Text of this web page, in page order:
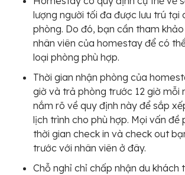
lượng người tối đa được lưu trú tại
phòng. Do đó, bạn cần tham
nhân viên của homestay để có
loại phòng phù hợp.
Thời gian nhận phòng của
giờ và trả phòng trước 12 giờ mỗi
nắm rõ về quy định này để sắp
lịch trình cho phù hợp. Mọi vấn đề
thời gian check in và check out
trước với nhân viên ở đây.
Chỗ nghỉ chỉ chấp nhận du khách